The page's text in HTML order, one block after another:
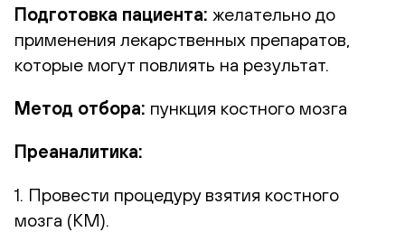
Подготовка пациента: желательно до
применения лекарственных препаратов,
которые могут повлиять на результат.
Метод отбора: пункция костного мозга
Преаналитика:
1. Провести процедуру взятия костного
мозга (КМ).